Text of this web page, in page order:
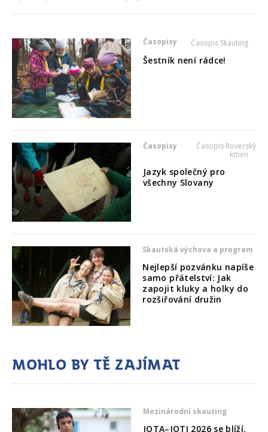
Časopisy Časopis Skauting
Šestník není rádce!
Časopisy
Časopis Roverský
kmen
Jazyk společný pro
všechny Slovany
Skautská výchova a program
Nejlepší pozvánku napíše
samo přátelství: Jak
zapojit kluky a holky do
rozšiřování družin
Mohlo by tě zajímat
Mezinárodní skauting
JOTA–JOTI 2026 se blíží.